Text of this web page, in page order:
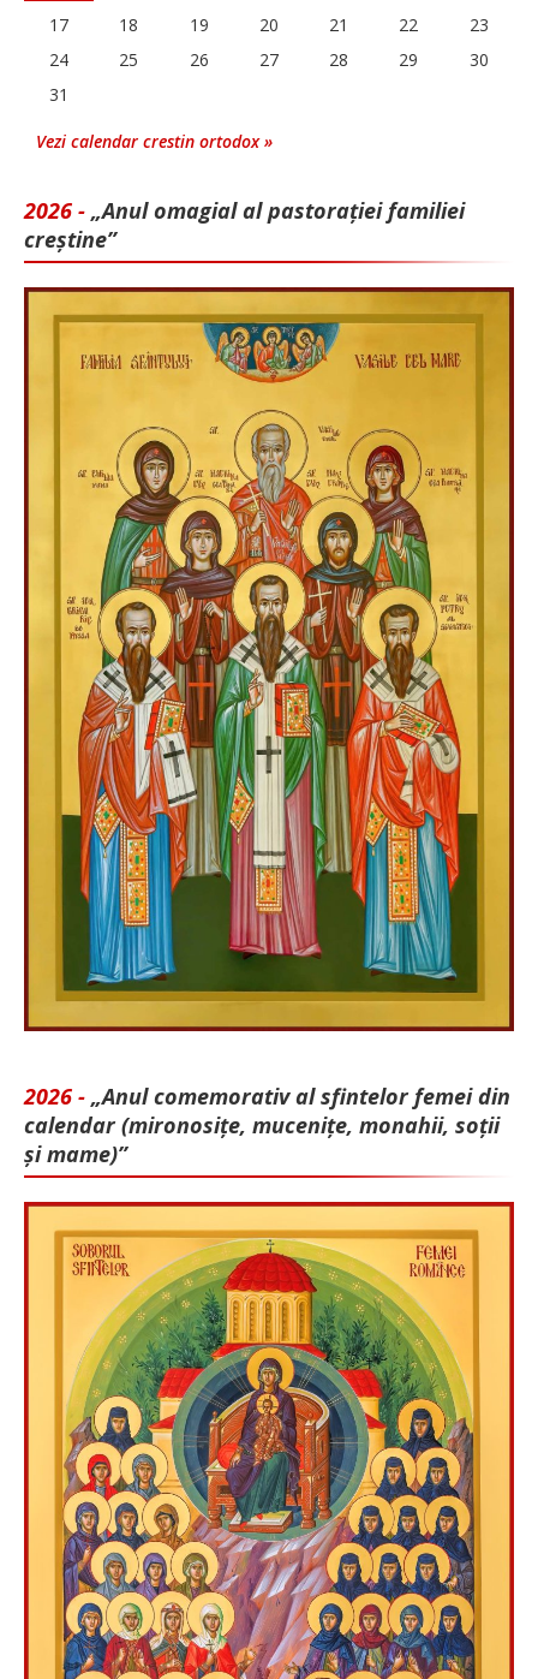
17
18 19 20 21 22
23
24
25 26 27 28 29
30
31
Vezi calendar crestin ortodox »
2026 - „Anul omagial al pastorației familiei
creștine”
2026 - „Anul comemorativ al sfintelor femei din
calendar (mironosițe, mu­cenițe, monahii, soții
și mame)”